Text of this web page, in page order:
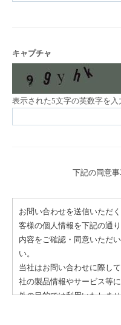
キャプチャ
表示された5文字の英数字を入
下記の同意事
お問い合わせを送信いただ
客様の個人情報を下記の通り
内容をご確認・同意いただ
い。
当社はお問い合わせに際し
社の製品情報やサービス等
外の目的では利用いたしま